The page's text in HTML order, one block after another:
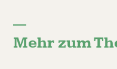
Mehr zum